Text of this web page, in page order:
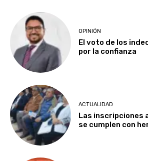
OPINIÓN
El voto de los
por la confianza
ACTUALIDAD
Las inscripciones
se cumplen con